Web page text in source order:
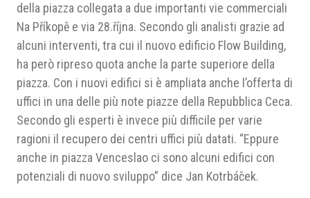
della piazza collegata a due importanti vie commerciali
Na Příkopě e via 28.října. Secondo gli analisti grazie ad
alcuni interventi, tra cui il nuovo edificio Flow Building,
ha però ripreso quota anche la parte superiore della
piazza. Con i nuovi edifici si è ampliata anche l’offerta di
uffici in una delle più note piazze della Repubblica Ceca.
Secondo gli esperti è invece più difficile per varie
ragioni il recupero dei centri uffici più datati. “Eppure
anche in piazza Venceslao ci sono alcuni edifici con
potenziali di nuovo sviluppo” dice Jan Kotrbáček.